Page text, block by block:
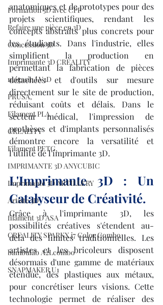
Formation 3D avec CPF
Refaire une pièce en 3D
Concession 3D
Imprimante 3D CREALITY
magasin LV3D
PRUSA,
Filament PLA
CREALITY
Filament PETG,
IMPRIMANTE 3D ANYCUBIC
Imprimante 3D ARTILLERY
Artiste 3D
filament 3D ASA
CREALITY SPARKX i7 Color Combo
bambulab A2Lcombo
SNAPMAKER U1
anatomiques et de prototypes pour des
projets scientifiques, rendant les
concepts abstraits plus concrets pour
les étudiants. Dans l'industrie, elles
simplifient la production en
permettant la fabrication de pièces
détachées et d'outils sur mesure
directement sur le site de production,
réduisant coûts et délais. Dans le
secteur médical, l'impression de
prothèses et d'implants personnalisés
démontre encore la versatilité et
l'utilité de l'imprimante 3D.
L'Imprimante 3D : Un
Catalyseur de Créativité.
Grâce à l'imprimante 3D, les
possibilités créatives s'étendent au-
delà des limites traditionnelles. Les
artistes et les bricoleurs disposent
désormais d'une gamme de matériaux
étendue, des plastiques aux métaux,
pour concrétiser leurs visions. Cette
technologie permet de réaliser des